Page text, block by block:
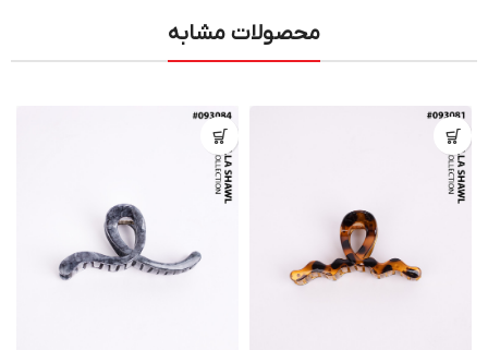
محصولات مشابه